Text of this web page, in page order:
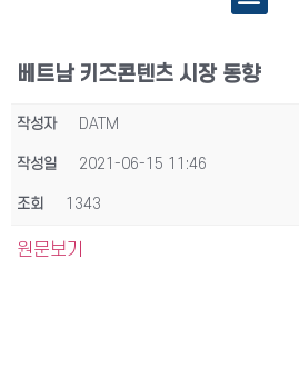
베트남 키즈콘텐츠 시장 동향
작성자 DATM
작성일 2021-06-15 11:46
조회 1343
원문보기